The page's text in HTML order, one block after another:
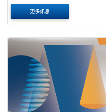
08：30至17：30 (三)地點：
際培訓中心（彰化縣彰化市建
更多訊息